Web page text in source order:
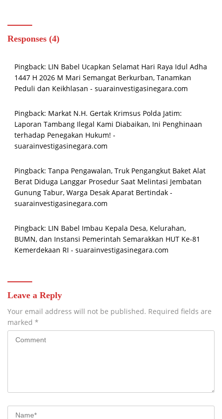
Responses (4)
Pingback: LIN Babel Ucapkan Selamat Hari Raya Idul Adha
1447 H 2026 M Mari Semangat Berkurban, Tanamkan
Peduli dan Keikhlasan - suarainvestigasinegara.com
Pingback: Markat N.H. Gertak Krimsus Polda Jatim:
Laporan Tambang Ilegal Kami Diabaikan, Ini Penghinaan
terhadap Penegakan Hukum! -
suarainvestigasinegara.com
Pingback: Tanpa Pengawalan, Truk Pengangkut Baket Alat
Berat Diduga Langgar Prosedur Saat Melintasi Jembatan
Gunung Tabur, Warga Desak Aparat Bertindak -
suarainvestigasinegara.com
Pingback: LIN Babel Imbau Kepala Desa, Kelurahan,
BUMN, dan Instansi Pemerintah Semarakkan HUT Ke-81
Kemerdekaan RI - suarainvestigasinegara.com
Leave a Reply
Your email address will not be published. Required fields are
marked *